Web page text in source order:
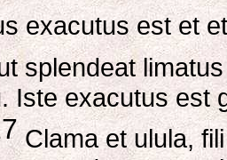
exacutus est et
splendeat
Iste exacutus est
Clama et ulula,